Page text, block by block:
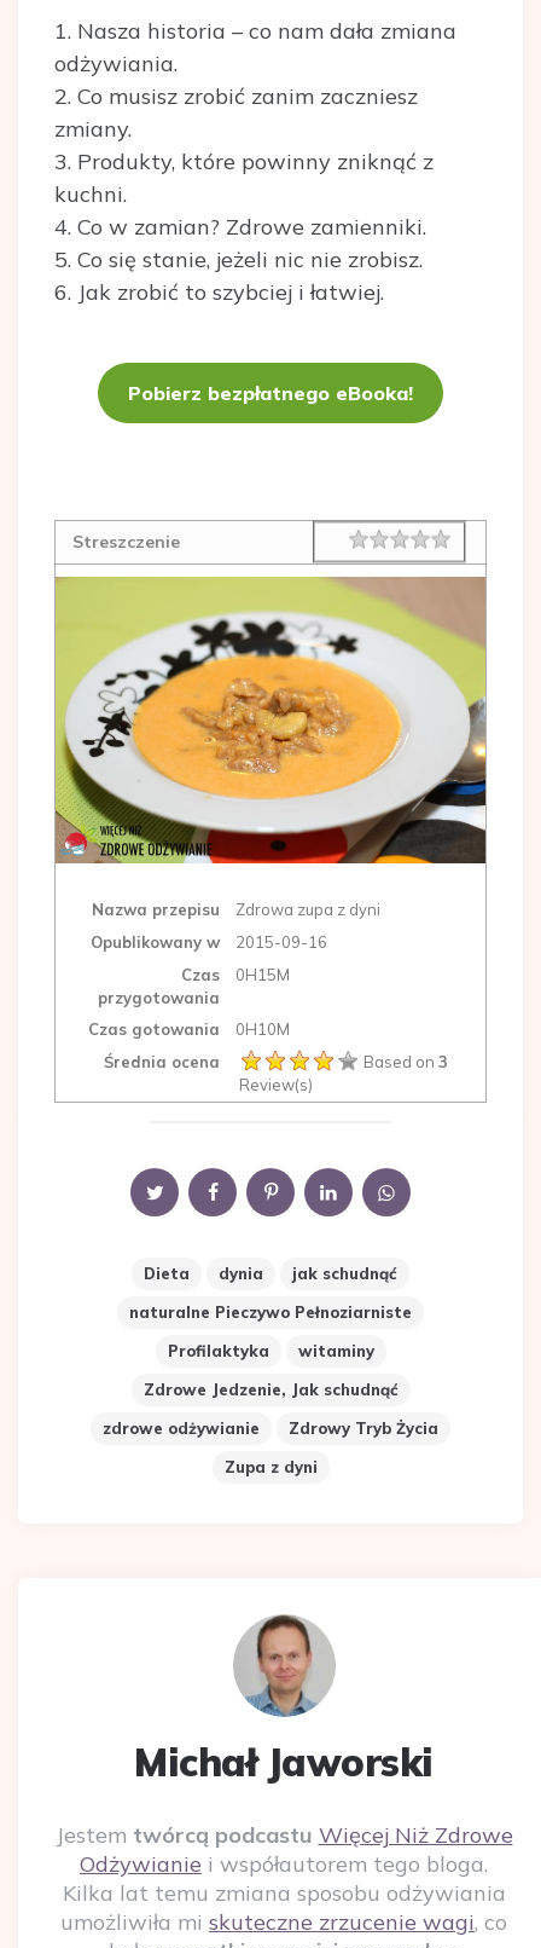
1. Nasza historia – co nam dała zmiana
odżywiania.
2. Co musisz zrobić zanim zaczniesz
zmiany.
3. Produkty, które powinny zniknąć z
kuchni.
4. Co w zamian? Zdrowe zamienniki.
5. Co się stanie, jeżeli nic nie zrobisz.
6. Jak zrobić to szybciej i łatwiej.
Pobierz bezpłatnego eBooka!
Streszczenie Rating 1 star
2 stars
3 stars
4 stars
5 stars
Nazwa przepisu
Zdrowa zupa z dyni
Opublikowany w
2015-09-16
Czas
przygotowania
0H15M
Czas gotowania
0H10M
Średnia ocena
Based on 3
Review(s)
Dieta dynia
jak schudnąć
naturalne Pieczywo Pełnoziarniste
Profilaktyka
witaminy
Zdrowe Jedzenie, Jak schudnąć
zdrowe odżywianie
Zdrowy Tryb Życia
Zupa z dyni
Michał Jaworski
Jestem twórcą podcastu Więcej Niż Zdrowe
Odżywianie i współautorem tego bloga.
Kilka lat temu zmiana sposobu odżywiania
umożliwiła mi skuteczne zrzucenie wagi, co